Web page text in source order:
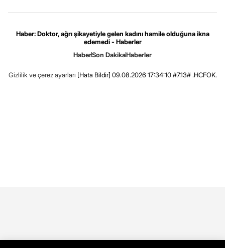
Haber: Doktor, ağrı şikayetiyle gelen kadını hamile olduğuna ikna
edemedi - Haberler
HaberSon DakikaHaberler
Gizlilik ve çerez ayarları [Hata Bildir] 09.08.2026 17:34:10 #7.13# .HCFOK.